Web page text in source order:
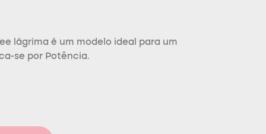
lágrima é um modelo ideal para um
se por Potência.